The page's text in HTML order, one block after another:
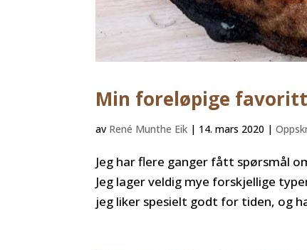
Min foreløpige
av René Munthe Eik | 14. mars 2020 |
Jeg har flere ganger fått spørsmål
Jeg lager veldig mye forskjellige
jeg liker spesielt godt for tiden, og